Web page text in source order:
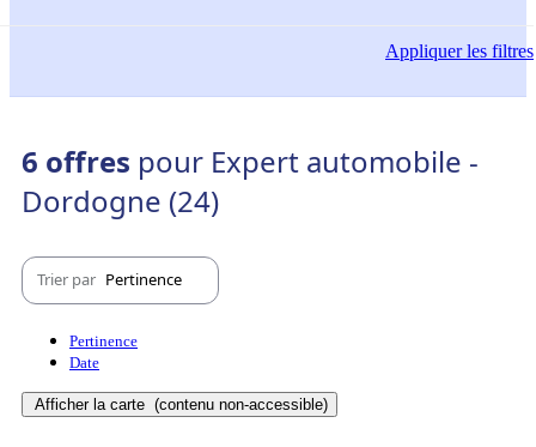
Appliquerles filtres
6 offres pour Expert automobile -
Dordogne (24)
Trier par Pertinence
Pertinence
Date
Afficher la carte (contenu non-accessible)